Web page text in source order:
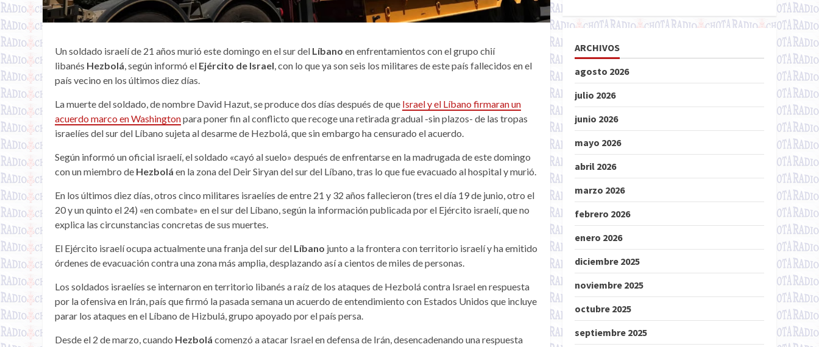
Un soldado israelí de 21 años murió este domingo en el sur del Líbano en enfrentamientos con el grupo chií
libanés Hezbolá , según informó el Ejército de Israel , con lo que ya son seis los militares de este país fallecidos en el
país vecino en los últimos diez días.
La muerte del soldado, de nombre David Hazut, se produce dos días después de que Israel y el Líbano firmaran un
acuerdo marco en Washingtonpara poner fin al conflicto que recoge una retirada gradual -sin plazos- de las tropas
israelíes del sur del Líbano sujeta al desarme de Hezbolá, que sin embargo ha censurado el acuerdo.
Según informó un oficial israelí, el soldado «cayó al suelo» después de enfrentarse en la madrugada de este domingo
con un miembro de Hezbolá en la zona del Deir Siryan del sur del Líbano, tras lo que fue evacuado al hospital y murió.
En los últimos diez días, otros cinco militares israelíes de entre 21 y 32 años fallecieron (tres el día 19 de junio, otro el
20 y un quinto el 24) «en combate» en el sur del Líbano, según la información publicada por el Ejército israelí, que no
explica las circunstancias concretas de sus muertes.
El Ejército israelí ocupa actualmente una franja del sur del Líbano junto a la frontera con territorio israelí y ha emitido
órdenes de evacuación contra una zona más amplia, desplazando así a cientos de miles de personas.
Los soldados israelíes se internaron en territorio libanés a raíz de los ataques de Hezbolá contra Israel en respuesta
por la ofensiva en Irán, país que firmó la pasada semana un acuerdo de entendimiento con Estados Unidos que incluye
parar los ataques en el Líbano de Hizbulá, grupo apoyado por el país persa.
Desde el 2 de marzo, cuando Hezbolá comenzó a atacar Israel en defensa de Irán, desencadenando una respuesta
ARCHIVOS
agosto 2026
julio 2026
junio 2026
mayo 2026
abril 2026
marzo 2026
febrero 2026
enero 2026
diciembre 2025
noviembre 2025
octubre 2025
septiembre 2025